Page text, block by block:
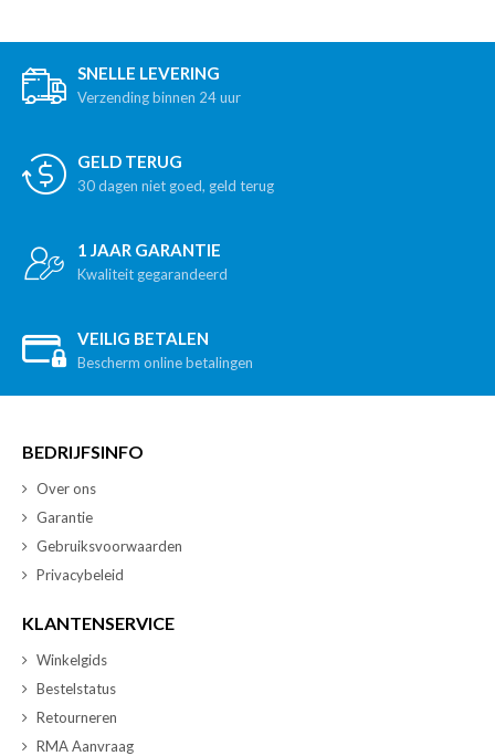
SNELLE LEVERING
Verzending binnen 24 uur
GELD TERUG
30 dagen niet goed, geld terug
1 JAAR GARANTIE
Kwaliteit gegarandeerd
VEILIG BETALEN
Bescherm online betalingen
BEDRIJFSINFO
Over ons
Garantie
Gebruiksvoorwaarden
Privacybeleid
KLANTENSERVICE
Winkelgids
Bestelstatus
Retourneren
RMA Aanvraag